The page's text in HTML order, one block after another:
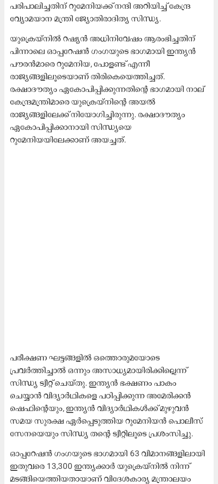
പരിപാലിച്ചതിന് റുമേനിയക്ക് നന്ദി അറിയിച്ച് കേന്ദ്ര
വ്യോമയാന മന്ത്രി ജ്യോതിരാദിത്യ സിന്ധ്യ.
യുക്രെയ്നിൽ റഷ്യൻ അധിനിവേഷം ആരംഭിച്ചതിന്
പിന്നാലെ ഓപ്പറേഷൻ ഗംഗയുടെ ഭാഗമായി ഇന്ത്യൻ
പൗരൻമാരെ റുമേനിയ, പോളണ്ട് എന്നീ
രാജ്യങ്ങളിലൂടെയാണ് തിരികെയെത്തിച്ചത്.
രക്ഷാദൗത്യം ഏകോപിപ്പിക്കുന്നതിന്‍റെ ഭാഗമായി നാല്
കേന്ദ്രമന്ത്രിമാരെ യുക്രെയ്നിന്‍റെ അയൽ
രാജ്യങ്ങളിലേക്ക് നിയോഗിച്ചിരുന്നു. രക്ഷാദൗത്യം
ഏകോപിപ്പിക്കാനായി സിന്ധ്യയെ
റുമേനിയയിലേക്കാണ് അയച്ചത്.
പരീക്ഷണ ഘട്ടങ്ങളിൽ ഒത്തൊരുമയോടെ
പ്രവർത്തിച്ചാൽ ഒന്നും അസാധ്യമായിരിക്കില്ലെന്ന്
സിന്ധ്യ ട്വീറ്റ് ചെയ്തു. ഇന്ത്യൻ ഭക്ഷണം പാകം
ചെയ്യാൻ വിദ്യാർഥികളെ പഠിപ്പിക്കുന്ന അമേരിക്കൻ
ഷെഫിന്‍റെയും, ഇന്ത്യൻ വിദ്യാർഥികൾക്ക് മുഴുവൻ
സമയ സുരക്ഷ ഏർപ്പെടുത്തിയ റുമേനിയൻ പൊലീസ്
സേനയെയും സിന്ധ്യ തന്‍റെ ട്വീറ്റിലൂടെ പ്രശംസിച്ചു.
ഓപ്പറേഷൻ ഗംഗയുടെ ഭാഗമായി 63 വിമാനങ്ങളിലായി
ഇതുവരെ 13,300 ഇന്ത്യക്കാർ യുക്രെയ്നിൽ നിന്ന്
മടങ്ങിയെത്തിയതായാണ് വിദേശകാര്യ മന്ത്രാലയം